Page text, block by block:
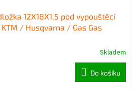
12X18X1,5 pod vypouštěcí
/ Husqvarna / Gas Gas
Skladem
Do košíku